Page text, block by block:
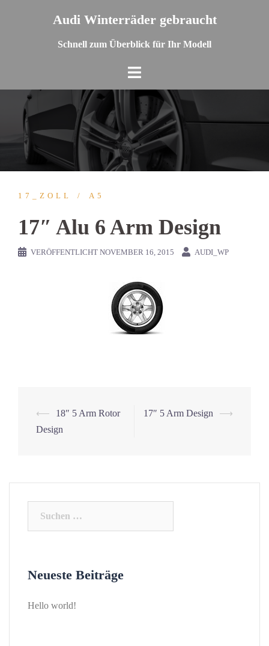
Audi Winterräder gebraucht
Schnell zum Überblick für Ihr Modell
17_ZOLL A5
17″ Alu 6 Arm Design
VERÖFFENTLICHT NOVEMBER 16, 2015 AUDI_WP
Beitrags-
Navigation
⟵
18″ 5 Arm Rotor
Design
17″ 5 Arm Design ⟶
Neueste Beiträge
Hello world!